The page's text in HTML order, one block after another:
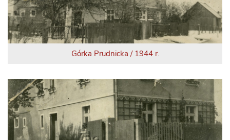
Górka Prudnicka / 1944 r.